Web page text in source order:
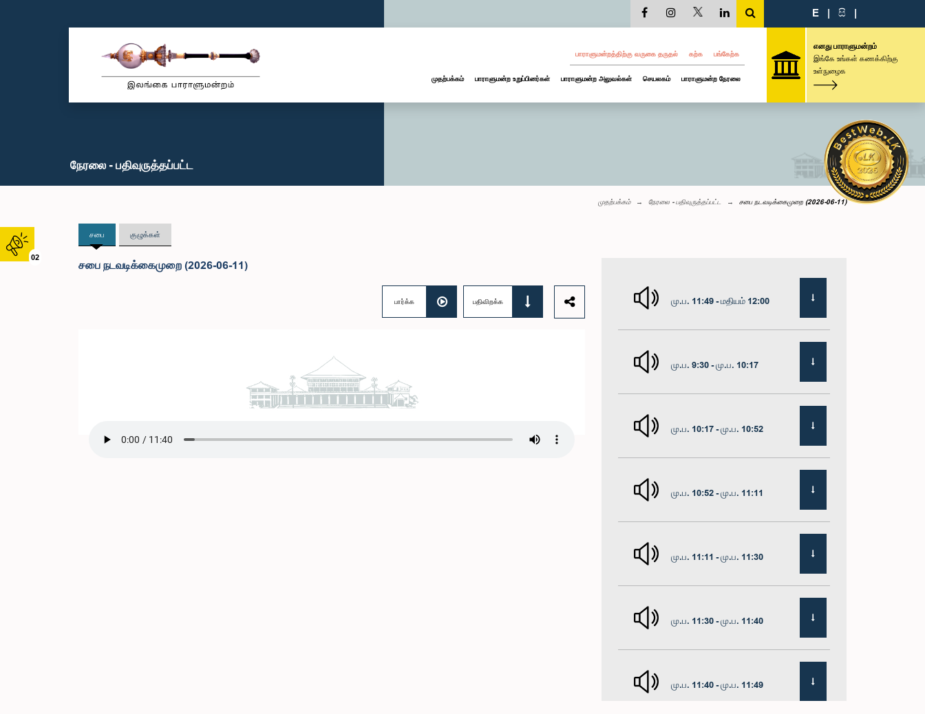
02
E | සි |
பாராளுமன்றத்திற்கு வருகை தருதல் கற்க பங்கேற்க
முதற்பக்கம் பாராளுமன்ற உறுப்பினர்கள் பாராளுமன்ற அலுவல்கள் செயலகம் பாராளுமன்ற நேரலை
எனது பாராளுமன்றம்
இங்கே உங்கள் கணக்கிற்கு
உள்நுழைக
நேரலை - பதிவுருத்தப்பட்ட
முதற்பக்கம் நேரலை - பதிவுருத்தப்பட்ட சபை நடவடிக்கைமுறை (2026-06-11)
சபை குழுக்கள்
சபை நடவடிக்கைமுறை (2026-06-11)
பார்க்க பதிவிறக்க மு.ப. 11:49 - மதியம் 12:00
மு.ப. 9:30 - மு.ப. 10:17
மு.ப. 10:17 - மு.ப. 10:52
மு.ப. 10:52 - மு.ப. 11:11
மு.ப. 11:11 - மு.ப. 11:30
மு.ப. 11:30 - மு.ப. 11:40
மு.ப. 11:40 - மு.ப. 11:49